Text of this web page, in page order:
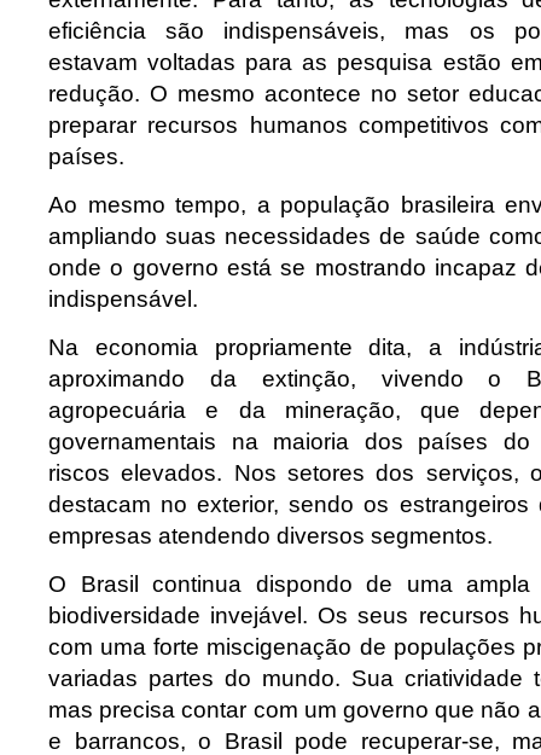
eficiência são indispensáveis, mas os
estavam voltadas para as pesquisa estão
redução. O mesmo acontece no setor
preparar recursos humanos competitivos
países.
Ao mesmo tempo, a população brasileira
ampliando suas necessidades de saúde
onde o governo está se mostrando incapaz
indispensável.
Na economia propriamente dita, a
aproximando da extinção, vivendo o
agropecuária e da mineração, que
governamentais na maioria dos países do
riscos elevados. Nos setores dos serviços,
destacam no exterior, sendo os
empresas atendendo diversos segmentos.
O Brasil continua dispondo de uma ampla
biodiversidade invejável. Os seus recursos
com uma forte miscigenação de populações
variadas partes do mundo. Sua criatividade
mas precisa contar com um governo que não
e barrancos, o Brasil pode recuperar-se,